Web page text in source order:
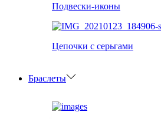
Подвески-иконы
Цепочки с серьгами
Браслеты